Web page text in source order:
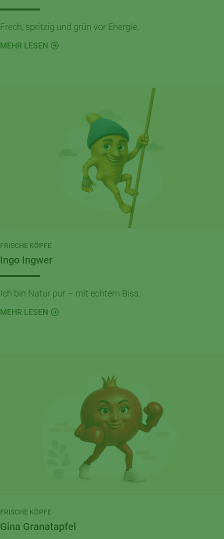
Frech, spritzig und grün vor Energie.
MEHR LESEN
FRISCHE KÖPFE
Ingo Ingwer
Ich bin Natur pur – mit echtem Biss.
MEHR LESEN
FRISCHE KÖPFE
Gina Granatapfel